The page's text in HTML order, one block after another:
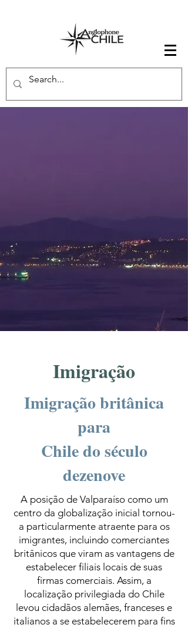
Imigração
Imigração britânica
para
Chile do século
dezenove
A posição de Valparaíso como um
centro da globalização inicial tornou-
a particularmente atraente para os
imigrantes, incluindo comerciantes
britânicos que viram as vantagens de
estabelecer filiais locais de suas
firmas comerciais. Assim, a
localização privilegiada do Chile
levou cidadãos alemães, franceses e
italianos a se estabelecerem para fins